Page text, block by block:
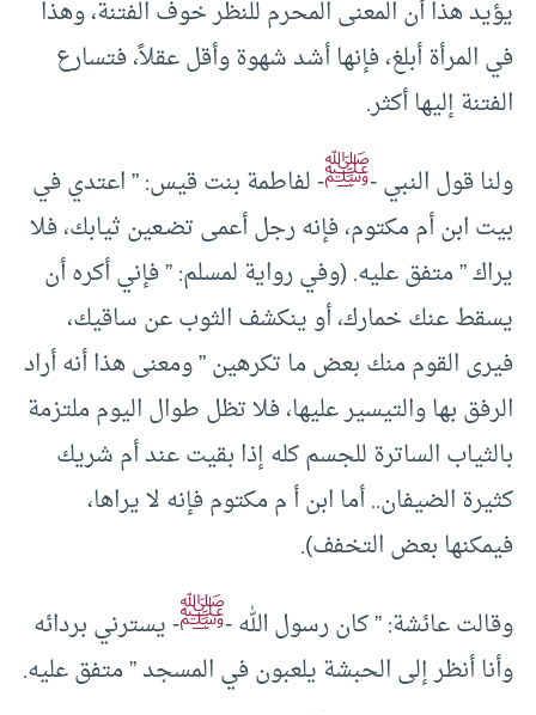
يؤيد هذا أن المعنى المحرم للنظر خوف الفتنة، وهذا
في المرأة أبلغ، فإنها أشد شهوة وأقل عقلاً، فتسارع
الفتنة إليها أكثر.
ولنا قول النبي -ﷺ- لفاطمة بنت قيس: ” اعتدي في
بيت ابن أم مكتوم، فإنه رجل أعمى تضـعين ثيابك، فلا
يراك ” متفق عليه. (وفي رواية لمسلم: ” فإني أكره أن
يسقط عنك خمارك، أو ينكشف الثوب عن ساقيك،
فيرى القوم منك بعض ما تكرهين ” ومعنى هذا أنه أراد
الرفق بها والتيسير عليها، فلا تظل طوال اليوم ملتزمة
بالثياب الساترة للجسم كله إذا بقيت عند أم شريك
كثيرة الضيفان.. أما ابن أ م مكتوم فإنه لا يراها،
فيمكنها بعض التخفف).
وقالت عائشة: ” كان رسول الله -ﷺ- يسترني بردائه
وأنا أنظر إلى الحبشة يلعبون في المسجد ” متفق عليه.